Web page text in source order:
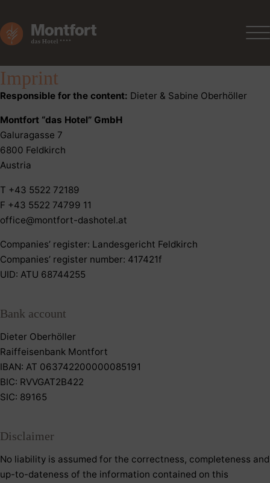
Imprint
Responsible for the content: Dieter & Sabine Oberhöller
Montfort “das Hotel” GmbH
Galuragasse 7
6800 Feldkirch
Austria
T +43 5522 72189
F +43 5522 74799 11
office@montfort-dashotel.at
Companies’ register: Landesgericht Feldkirch
Companies’ register number: 417421f
UID: ATU 68744255
Bank account
Dieter Oberhöller
Raiffeisenbank Montfort
IBAN: AT 063742200000085191
BIC: RVVGAT2B422
SIC: 89165
Disclaimer
No liability is assumed for the correctness, completeness and
up-to-dateness of the information contained on this